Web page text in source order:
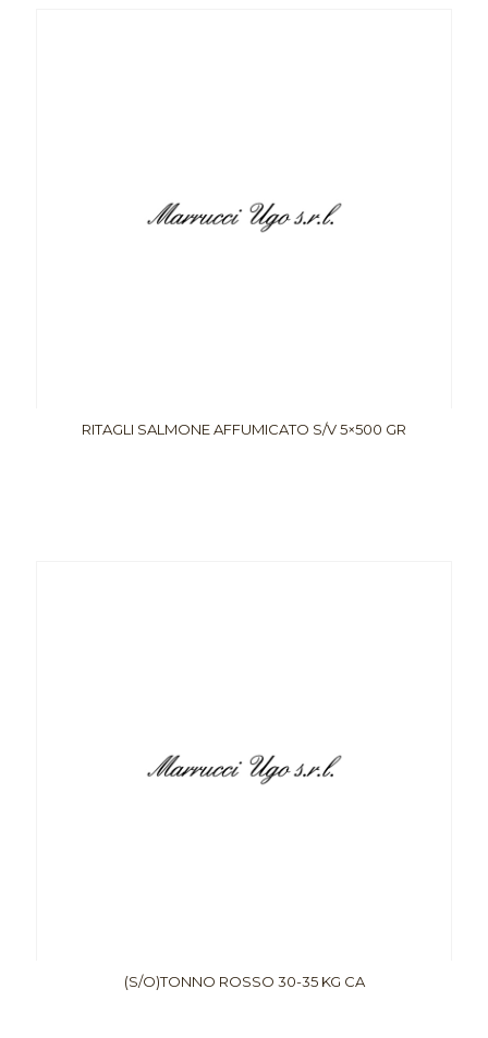
RITAGLI SALMONE AFFUMICATO S/V 5×500 GR
(S/O)TONNO ROSSO 30-35 KG CA